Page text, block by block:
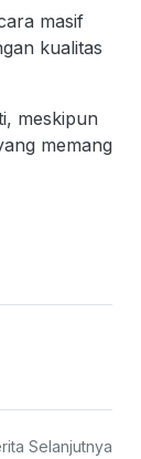
masif
kualitas
meskipun
memang
Selanjutnya